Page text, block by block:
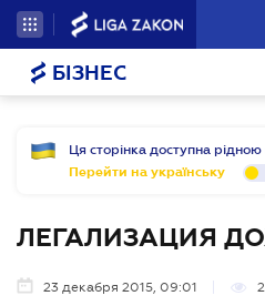
БІЗНЕС
Ця сторінка доступна
Перейти на українську
ЛЕГАЛИЗАЦИЯ
23 декабря 2015, 09:01